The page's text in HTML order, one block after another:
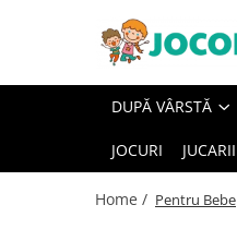
După Vârstă
DUPĂ VÂRSTĂ
JOCURI JUCARII
Home / Pentru Bebe